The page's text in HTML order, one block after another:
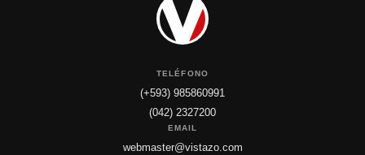
TELÉFONO
(+593) 985860991
(042) 2327200
EMAIL
webmaster@vistazo.com